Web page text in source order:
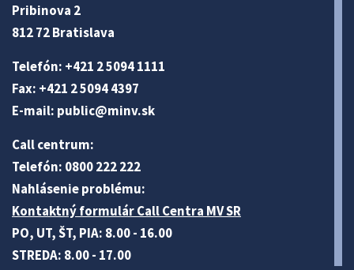
Pribinova 2
812 72 Bratislava
Telefón: +421 2 5094 1111
Fax: +421 2 5094 4397
E-mail: public@minv.sk
Call centrum:
Telefón: 0800 222 222
Nahlásenie problému:
Kontaktný formulár Call Centra MV SR
PO, UT, ŠT, PIA: 8.00 - 16.00
STREDA: 8.00 - 17.00